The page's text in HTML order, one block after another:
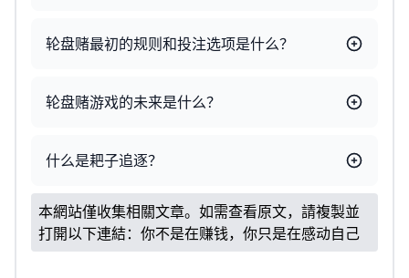
轮盘赌最初的规则和投注选项是什么？
轮盘赌游戏的未来是什么？
什么是耙子追逐？
本網站僅收集相關文章。如需查看原文，請複製並
打開以下連結： 你不是在赚钱，你只是在感动自己